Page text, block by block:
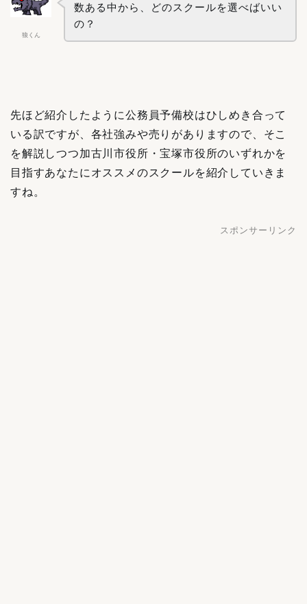
狼くん
数ある中から、どのスクールを選べばいい
の？
先ほど紹介したように公務員予備校はひしめき合って
いる訳ですが、各社強みや売りがありますので、そこ
を解説しつつ加古川市役所・宝塚市役所のいずれかを
目指すあなたにオススメのスクールを紹介していきま
すね。
スポンサーリンク